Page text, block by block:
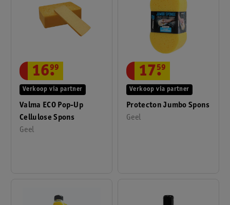
Valma ECO Pop-Up
Cellulose Spons
Geel
Verkoop via partner
16.
99
Protecton Jumbo Spons
Geel
Verkoop via partner
17.
59